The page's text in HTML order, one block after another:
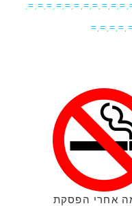
אחרי הפסקת